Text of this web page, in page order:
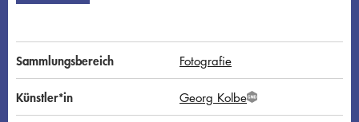
Sammlungsbereich Fotografie
Künstler*in Georg KolbeG
N